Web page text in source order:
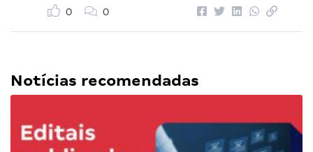
0 0
Notícias recomendadas